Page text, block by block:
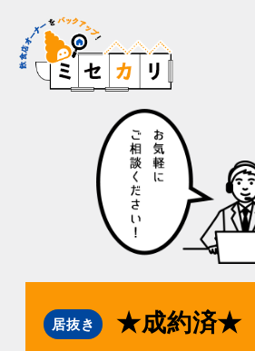
居抜き ★成約済★